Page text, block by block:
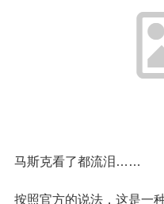
马斯克看了都流泪……
按照官方的说法，这是一